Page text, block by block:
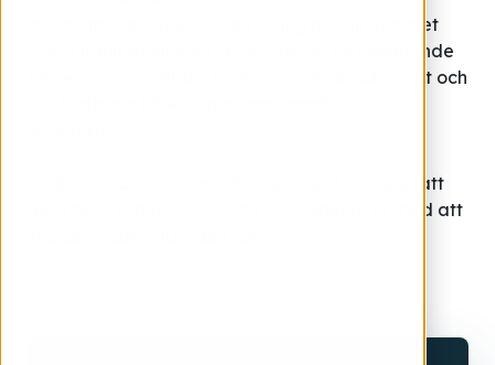
morgonmöte följdes av en sväng ner till gymmet
och vi hann även med att prata om en kommande
AW, en ny (gigantisk) TV, hemmasnickrade citat och
Vi diskuterar även om "HR" är något som går att
göra helt "remote" och vad svårigheten är med att